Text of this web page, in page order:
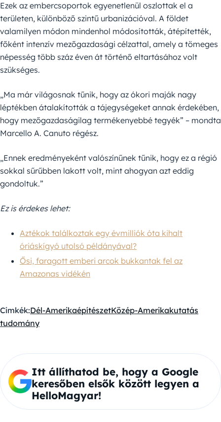
Ezek az embercsoportok egyenetlenül oszlottak el a
területen, különböző szintű urbanizációval. A földet
valamilyen módon mindenhol módosították, átépítették,
főként intenzív mezőgazdasági célzattal, amely a tömeges
népesség több száz éven át történő eltartásához volt
szükséges.
„Ma már világosnak tűnik, hogy az ókori maják nagy
léptékben átalakították a tájegységeket annak érdekében,
hogy mezőgazdaságilag termékenyebbé tegyék” – mondta
Marcello A. Canuto régész.
„Ennek eredményeként valószínűnek tűnik, hogy ez a régió
sokkal sűrűbben lakott volt, mint ahogyan azt eddig
gondoltuk.”
Ez is érdekes lehet:
Aztékok találkoztak egy évmilliók óta kihalt
óriáskígyó utolsó példányával?
Ősi, faragott emberi arcok bukkantak fel az
Amazonas vidékén
Címkék:Dél-AmerikaépítészetKözép-Amerikakutatás
tudomány
Itt állíthatod be, hogy a Google
keresőben elsők között legyen a
HelloMagyar!